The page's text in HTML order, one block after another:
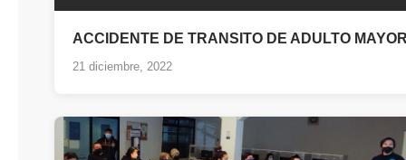
ACCIDENTE DE TRANSITO DE ADULTO
21 diciembre, 2022